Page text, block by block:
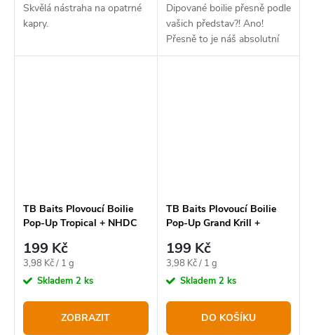
Skvělá nástraha na opatrné
kapry.
Dipované boilie přesně podle
vašich představ?! Ano!
Přesně to je náš absolutní
bestseller v novém balení.
TB Baits Plovoucí Boilie
Pop-Up Tropical + NHDC
199 Kč
Měrná
cena:
3,98 Kč / 1 g
Skladem 2 ks
ZOBRAZIT
TB Baits Plovoucí Boilie
Pop-Up Grand Krill +
199 Kč
Měrná
cena:
3,98 Kč / 1 g
Skladem 2 ks
DO KOŠÍKU